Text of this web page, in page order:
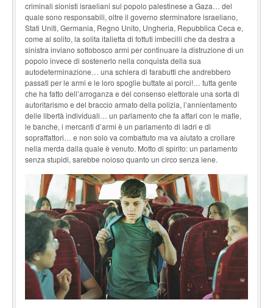
criminali sionisti israeliani sul popolo pa­lestinese a Gaza… del
quale sono responsabili, oltre il governo sterminatore israeliano,
Stati Uniti, Germania, Regno Unito, Ungheria, Repubblica Ceca e,
come al solito, la solita italietta di fottuti imbecilli che da destra a
sinistra inviano sottobosco armi per continuare la distruzione di un
popolo invece di sostenerlo nella conquista della sua
autodeterminazione… una schiera di farabutti che andrebbero
passati per le armi e le loro spoglie buttate ai porci!… tutta gente
che ha fatto dell’arroganza e del consenso elettorale una sorta di
autoritarismo e del braccio armato della polizia, l’annientamento
delle libertà individuali… un parlamento che fa affari con le mafie,
le banche, i mercanti d’armi è un parlamento di ladri e di
sopraffattori… e non solo va com­battuto ma va aiutato a crollare
nella merda dalla quale è venuto. Motto di spirito: un parlamen­to
senza stupidi, sarebbe noioso quanto un circo senza iene.